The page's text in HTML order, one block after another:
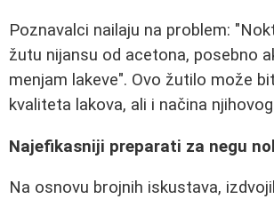
Poznavalci nailaju na problem:
žutu nijansu od acetona, posebno
menjam lakeve". Ovo žutilo može
kvaliteta lakova, ali i načina
Najefikasniji preparati za negu
Na osnovu brojnih iskustava,